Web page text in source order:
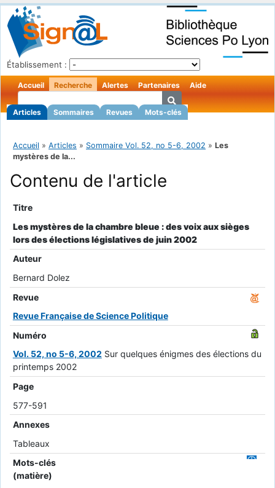
Établissement :
Accueil Recherche
Articles Sommaires Revues Mots-clés
Alertes Partenaires Aide
Accueil » Articles » Sommaire Vol. 52, no 5-6, 2002 » Les
mystères de la...
Contenu de l'article
Titre
Les mystères de la chambre bleue : des voix aux sièges
lors des élections législatives de juin 2002
Auteur
Bernard Dolez
Revue
Revue Française de Science Politique
Numéro
Vol. 52, no 5-6, 2002 Sur quelques énigmes des élections du
printemps 2002
Page
577-591
Annexes
Tableaux
Mots-clés
(matière)